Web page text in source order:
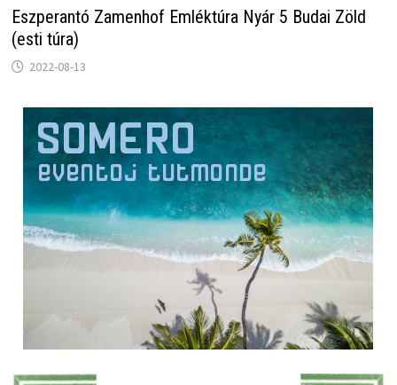
Eszperantó Zamenhof Emléktúra Nyár 5 Budai Zöld
(esti túra)
2022-08-13